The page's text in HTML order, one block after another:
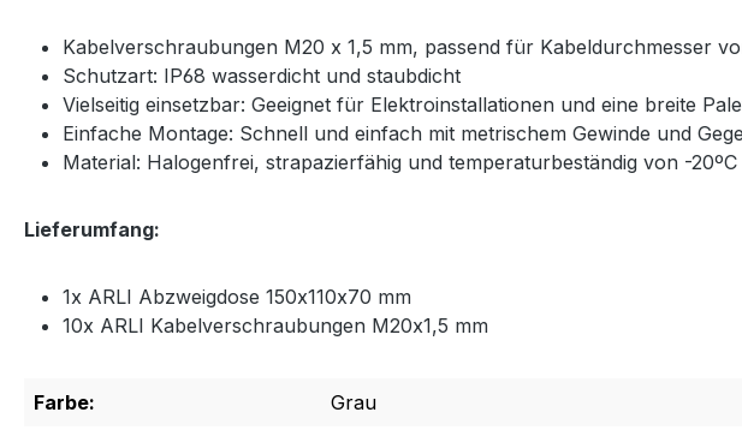
Kabelverschraubungen M20 x 1,5 mm, passend für Kabeldurchmesser
Schutzart: IP68 wasserdicht und staubdicht
Vielseitig einsetzbar: Geeignet für Elektroinstallationen und eine breite
Einfache Montage: Schnell und einfach mit metrischem Gewinde und
Material: Halogenfrei, strapazierfähig und temperaturbeständig von -20ºC
Lieferumfang:
1x ARLI Abzweigdose 150x110x70 mm
10x ARLI Kabelverschraubungen M20x1,5 mm
Farbe: Grau